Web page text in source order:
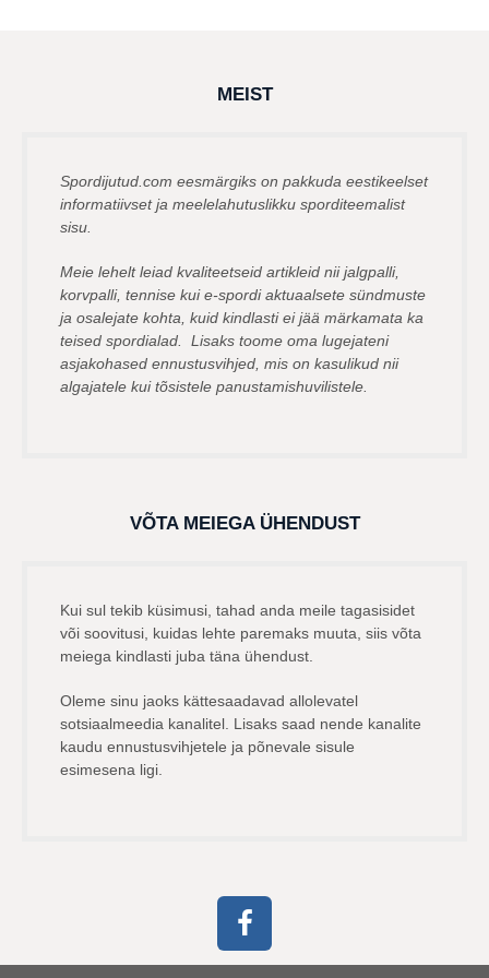
MEIST
Spordijutud.com eesmärgiks on pakkuda eestikeelset
informatiivset ja meelelahutuslikku sporditeemalist
sisu.
Meie lehelt leiad kvaliteetseid artikleid nii jalgpalli,
korvpalli, tennise kui e-spordi aktuaalsete sündmuste
ja osalejate kohta, kuid kindlasti ei jää märkamata ka
teised spordialad. Lisaks toome oma lugejateni
asjakohased ennustusvihjed, mis on kasulikud nii
algajatele kui tõsistele panustamishuvilistele.
VÕTA MEIEGA ÜHENDUST
Kui sul tekib küsimusi, tahad anda meile tagasisidet
või soovitusi, kuidas lehte paremaks muuta, siis võta
meiega kindlasti juba täna ühendust.
Oleme sinu jaoks kättesaadavad allolevatel
sotsiaalmeedia kanalitel. Lisaks saad nende kanalite
kaudu ennustusvihjetele ja põnevale sisule
esimesena ligi.